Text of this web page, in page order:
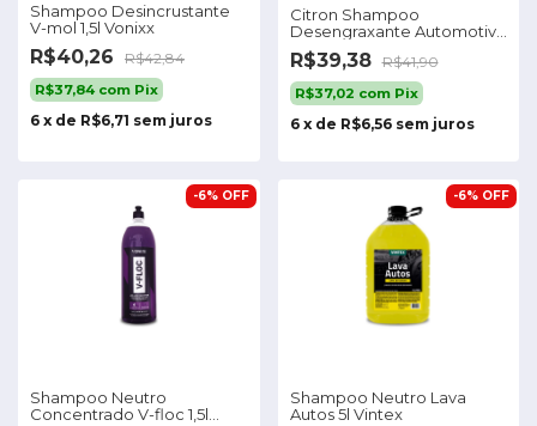
Shampoo Desincrustante
V-mol 1,5l Vonixx
R$40,26 R$42,84
R$37,84 com Pix
6 x de R$6,71 sem juros
Citron Shampoo
Desengraxante Automotivo
1,5l Vonixx
R$39,38 R$41,90
R$37,02 com Pix
6 x de R$6,56 sem juros
Shampoo Neutro
Concentrado V-floc 1,5l
-6% OFF
Shampoo Neutro Lava
Autos 5l Vintex
-6% OFF